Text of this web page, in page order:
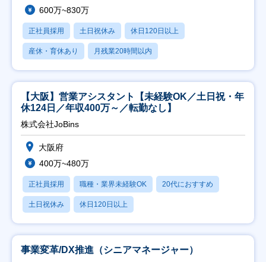
600万~830万
正社員採用 土日祝休み 休日120日以上
産休・育休あり 月残業20時間以内
【大阪】営業アシスタント【未経験OK／土日祝・年
休124日／年収400万～／転勤なし】
株式会社JoBins
大阪府
400万~480万
正社員採用 職種・業界未経験OK 20代におすすめ
土日祝休み 休日120日以上
事業変革/DX推進（シニアマネージャー）